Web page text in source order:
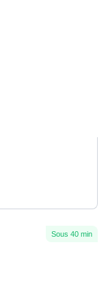
Sous 40 min